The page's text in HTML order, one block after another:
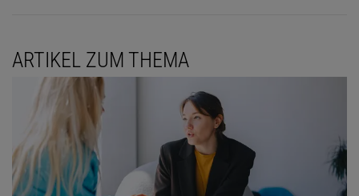
ARTIKEL ZUM THEMA